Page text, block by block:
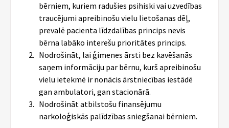
bērniem, kuriem radušies psihiski vai uzvedības
traucējumi apreibinošu vielu lietošanas dēļ,
prevalē pacienta līdzdalības princips nevis
bērna labāko interešu prioritātes princips.
Nodrošināt, lai ģimenes ārsti bez kavēšanās
saņem informāciju par bērnu, kurš apreibinošu
vielu ietekmē ir nonācis ārstniecības iestādē
gan ambulatori, gan stacionārā.
Nodrošināt atbilstošu finansējumu
narkoloģiskās palīdzības sniegšanai bērniem.